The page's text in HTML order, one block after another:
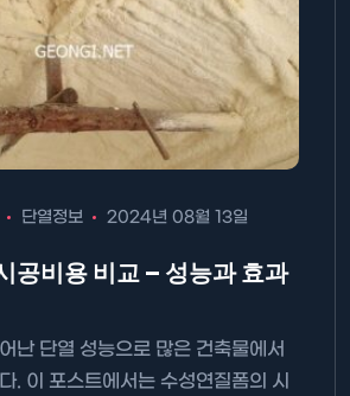
단열정보 2024년 08월 13일
공비용 비교 – 성능과 효과
난 단열 성능으로 많은 건축물에서
. 이 포스트에서는 수성연질폼의 시